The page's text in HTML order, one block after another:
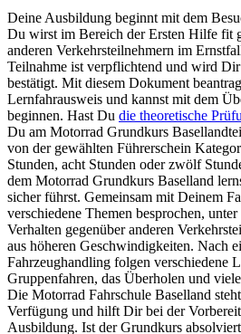
Deine Ausbildung beginnt mit dem
Du wirst im Bereich der Ersten Hilfe fit
anderen Verkehrsteilnehmern im
Teilnahme ist verpflichtend und wird
bestätigt. Mit diesem Dokument
Lernfahrausweis und kannst mit dem
beginnen. Hast Du die theoretische
Du am Motorrad Grundkurs
von der gewählten Führerschein
Stunden, acht Stunden oder zwölf
dem Motorrad Grundkurs Baselland
sicher führst. Gemeinsam mit Deinem
verschiedene Themen besprochen,
Verhalten gegenüber anderen
aus höheren Geschwindigkeiten. Nach
Fahrzeughandling folgen verschiedene
Gruppenfahren, das Überholen und
Die Motorrad Fahrschule Baselland
Verfügung und hilft Dir bei der
Ausbildung. Ist der Grundkurs